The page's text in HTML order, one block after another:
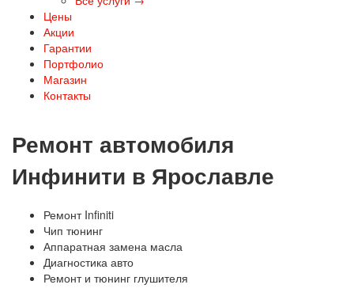
Цены
Акции
Гарантии
Портфолио
Магазин
Контакты
Ремонт автомобиля
Инфинити в Ярославле
Ремонт Infiniti
Чип тюнинг
Аппаратная замена масла
Диагностика авто
Ремонт и тюнинг глушителя